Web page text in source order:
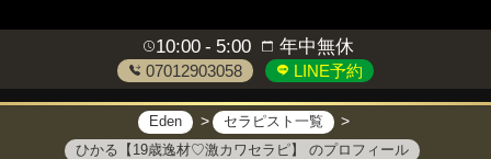
10:00 5:00 年中無休
07012903058 LINE予約
Eden
セラピスト一覧
ひかる【19歳逸材♡激カワセラピ】 のプロフィール